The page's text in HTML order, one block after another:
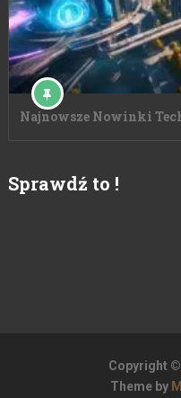
Najnowsze Nowinki
Sprawdź to !
Copyright
Theme by